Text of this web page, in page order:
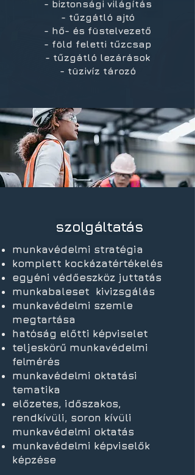
- biztonsági világítás
- tűzgátló ajtó
- hő- és füstelvezető
- föld feletti tűzcsap
- tűzgátló lezárások
- tüzivíz tározó
szolgáltatás
munkavédelmi stratégia
komplett kockázatértékelés
egyéni védőeszköz juttatás
munkabaleset kivizsgálás
munkavédelmi szemle
megtartása
hatóság előtti képviselet
teljeskörű munkavédelmi
felmérés
munkavédelmi oktatási
tematika
előzetes, időszakos,
rendkívüli, soron kívüli
munkavédelmi oktatás
munkavédelmi képviselők
képzése